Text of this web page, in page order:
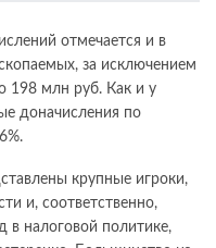
отмечается и в
за исключением
198 млн руб. Как и у
доначисления по
крупные игроки,
и, соответственно,
в налоговой политике,